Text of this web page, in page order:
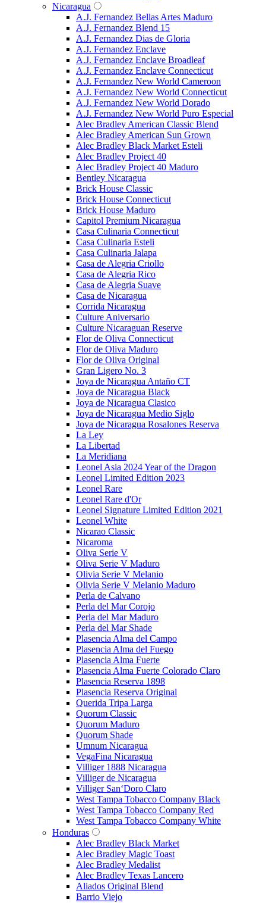
Nicaragua
A.J. Fernandez Bellas Artes Maduro
A.J. Fernandez Blend 15
A.J. Fernandez Dias de Gloria
A.J. Fernandez Enclave
A.J. Fernandez Enclave Broadleaf
A.J. Fernandez Enclave Connecticut
A.J. Fernandez New World Cameroon
A.J. Fernandez New World Connecticut
A.J. Fernandez New World Dorado
A.J. Fernandez New World Puro Especial
Alec Bradley American Classic Blend
Alec Bradley American Sun Grown
Alec Bradley Black Market Esteli
Alec Bradley Project 40
Alec Bradley Project 40 Maduro
Bentley Nicaragua
Brick House Classic
Brick House Connecticut
Brick House Maduro
Capitol Premium Nicaragua
Casa Culinaria Connecticut
Casa Culinaria Esteli
Casa Culinaria Jalapa
Casa de Alegria Criollo
Casa de Alegria Rico
Casa de Alegria Suave
Casa de Nicaragua
Corrida Nicaragua
Culture Aniversario
Culture Nicaraguan Reserve
Flor de Oliva Connecticut
Flor de Oliva Maduro
Flor de Oliva Original
Gran Ligero No. 3
Joya de Nicaragua Antaño CT
Joya de Nicaragua Black
Joya de Nicaragua Clasico
Joya de Nicaragua Medio Siglo
Joya de Nicaragua Rosalones Reserva
La Ley
La Libertad
La Meridiana
Leonel Asia 2024 Year of the Dragon
Leonel Limited Edition 2023
Leonel Rare
Leonel Rare d'Or
Leonel Signature Limited Edition 2021
Leonel White
Nicarao Classic
Nicaroma
Oliva Serie V
Oliva Serie V Maduro
Olivia Serie V Melanio
Olivia Serie V Melanio Maduro
Perla de Calvano
Perla del Mar Corojo
Perla del Mar Maduro
Perla del Mar Shade
Plasencia Alma del Campo
Plasencia Alma del Fuego
Plasencia Alma Fuerte
Plasencia Alma Fuerte Colorado Claro
Plasencia Reserva 1898
Plasencia Reserva Original
Querida Tripa Larga
Quorum Classic
Quorum Maduro
Quorum Shade
Umnum Nicaragua
VegaFina Nicaragua
Villiger 1888 Nicaragua
Villiger de Nicaragua
Villiger San‘Doro Claro
West Tampa Tobacco Company Black
West Tampa Tobacco Company Red
West Tampa Tobacco Company White
Honduras
Alec Bradley Black Market
Alec Bradley Magic Toast
Alec Bradley Medalist
Alec Bradley Texas Lancero
Aliados Original Blend
Barrio Viejo